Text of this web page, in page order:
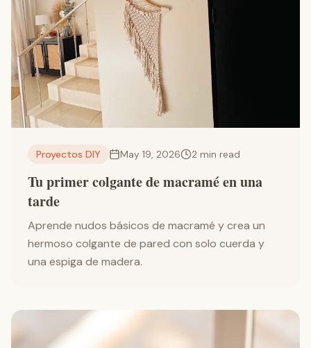
Proyectos DIY May 19, 2026 2 min read
Tu primer colgante de macramé en una
tarde
Aprende nudos básicos de macramé y crea un
hermoso colgante de pared con solo cuerda y
una espiga de madera.